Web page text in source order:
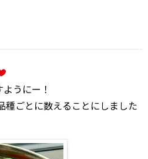
うにー！
種ごとに数えることにしました